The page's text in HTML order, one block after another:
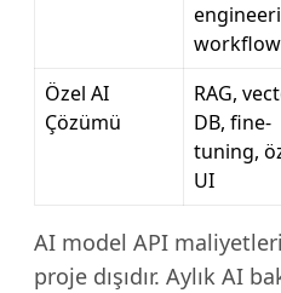
workflow
Özel AI
Çözümü
RAG,
DB, fine-
tuning,
UI
AI model API maliyetleri
proje dışıdır. Aylık AI